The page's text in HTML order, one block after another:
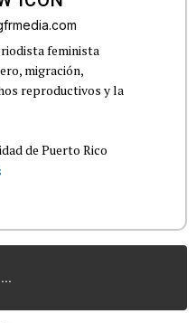
feminista
migración,
reproductivos y la
de Puerto Rico
...